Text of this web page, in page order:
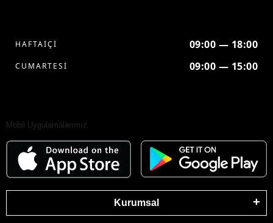
HAFTAİÇİ 09:00 — 18:00
CUMARTESİ 09:00 — 15:00
Mobil Uygulamalarımız
Kurumsal